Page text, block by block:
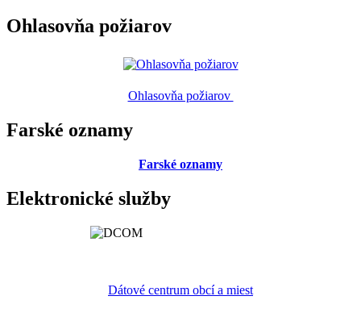
Ohlasovňa požiarov
Ohlasovňa požiarov
Farské oznamy
Farské oznamy
Elektronické služby
Dátové centrum obcí a miest